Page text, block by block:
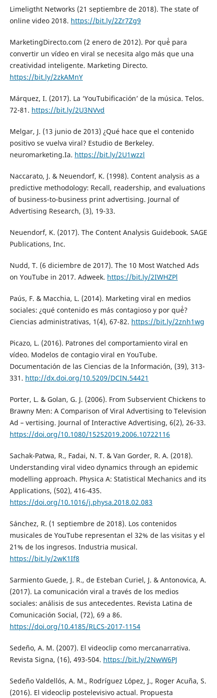
Limeligtht Networks (21 septiembre de 2018). The state of
online video 2018. https://bit.ly/2Zr7Zg9
MarketingDirecto.com (2 enero de 2012). Por qué́ para
convertir un vídeo en viral se necesita algo más que una
creatividad inteligente. Marketing Directo.
https://bit.ly/2zkAMnY
Márquez, I. (2017). La ‘YouTubificación’ de la música. Telos.
72-81. https://bit.ly/2U3NVvd
Melgar, J. (13 junio de 2013) ¿Qué hace que el contenido
positivo se vuelva viral? Estudio de Berkeley.
neuromarketing.Ia. https://bit.ly/2U1wzzl
Naccarato, J. & Neuendorf, K. (1998). Content analysis as a
predictive methodology: Recall, readership, and evaluations
of business-to-business print advertising. Journal of
Advertising Research, (3), 19-33.
Neuendorf, K. (2017). The Content Analysis Guidebook. SAGE
Publications, Inc.
Nudd, T. (6 diciembre de 2017). The 10 Most Watched Ads
on YouTube in 2017. Adweek. https://bit.ly/2IWHZPl
Paús, F. & Macchia, L. (2014). Marketing viral en medios
sociales: ¿qué contenido es más contagioso y por qué́?
Ciencias administrativas, 1(4), 67-82. https://bit.ly/2znh1wg
Picazo, L. (2016). Patrones del comportamiento viral en
vídeo. Modelos de contagio viral en YouTube.
Documentación de las Ciencias de la Información, (39), 313-
331. http://dx.doi.org/10.5209/DCIN.54421
Porter, L. & Golan, G. J. (2006). From Subservient Chickens to
Brawny Men: A Comparison of Viral Advertising to Television
Ad – vertising. Journal of Interactive Advertising, 6(2), 26-33.
https://doi.org/10.1080/15252019.2006.10722116
Sachak-Patwa, R., Fadai, N. T. & Van Gorder, R. A. (2018).
Understanding viral video dynamics through an epidemic
modelling approach. Physica A: Statistical Mechanics and its
Applications, (502), 416-435.
https://doi.org/10.1016/j.physa.2018.02.083
Sánchez, R. (1 septiembre de 2018). Los contenidos
musicales de YouTube representan el 32% de las visitas y el
21% de los ingresos. Industria musical.
https://bit.ly/2wK1If8
Sarmiento Guede, J. R., de Esteban Curiel, J. & Antonovica, A.
(2017). La comunicación viral a través de los medios
sociales: análisis de sus antecedentes. Revista Latina de
Comunicación Social, (72), 69 a 86.
https://doi.org/10.4185/RLCS-2017-1154
Sedeño, A. M. (2007). El videoclip como mercanarrativa.
Revista Signa, (16), 493-504. https://bit.ly/2NwW6PJ
Sedeño Valdellós, A. M., Rodríguez López, J., Roger Acuña, S.
(2016). El videoclip postelevisivo actual. Propuesta